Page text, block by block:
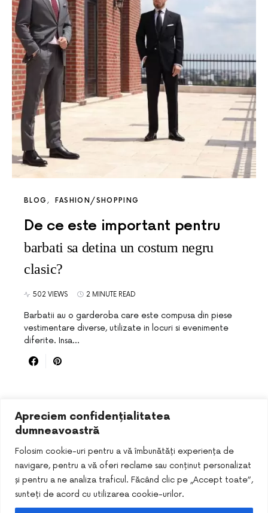
Apreciem confidențialitatea
dumneavoastră
Folosim cookie-uri pentru a vă îmbunătăți experiența de
navigare, pentru a vă oferi reclame sau conținut personalizat
și pentru a ne analiza traficul. Făcând clic pe „Accept toate”,
sunteți de acord cu utilizarea cookie-urilor.
BLOG FASHION/SHOPPING
De ce este important pentru
barbati sa detina un costum negru
clasic?
502 VIEWS 2 MINUTE READ
Barbatii au o garderoba care este compusa din piese
vestimentare diverse, utilizate in locuri si evenimente
diferite. Insa…